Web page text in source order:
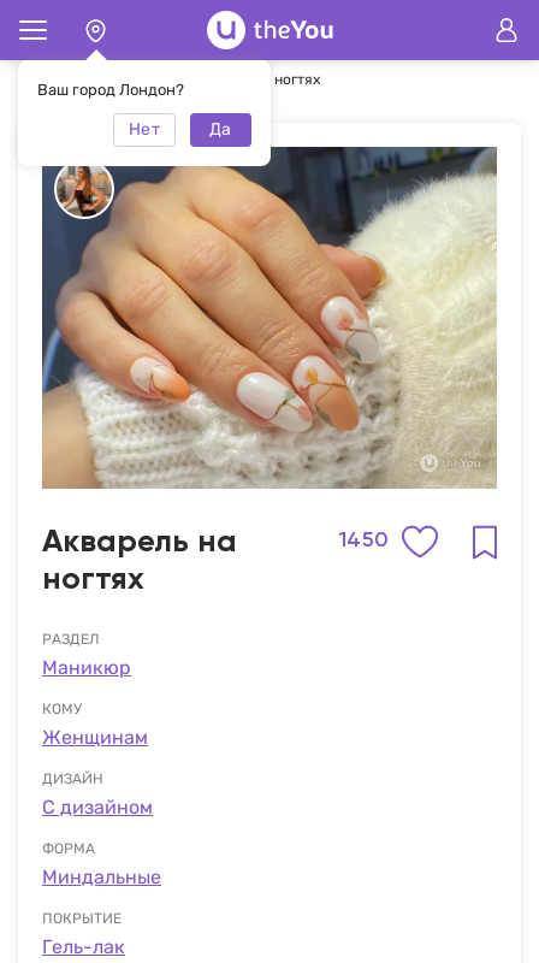
Ваш город Лондон?
Нет Да
Акварель на ногтях
Акварель на
ногтях
1450
РАЗДЕЛ
Маникюр
КОМУ
Женщинам
ДИЗАЙН
С дизайном
ФОРМА
Миндальные
ПОКРЫТИЕ
Гель-лак